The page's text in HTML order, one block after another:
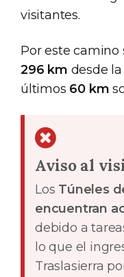
visitantes.
Por este camino
296 km desde
últimos 60 km
Aviso al
Los Túneles
encuentran
debido a
lo que el
Traslasierra